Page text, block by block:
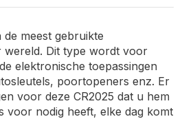
de meest gebruikte
wereld. Dit type wordt voor
elektronische toepassingen
poortopeners enz. Er
voor deze CR2025 dat u hem
voor nodig heeft, elke dag komt